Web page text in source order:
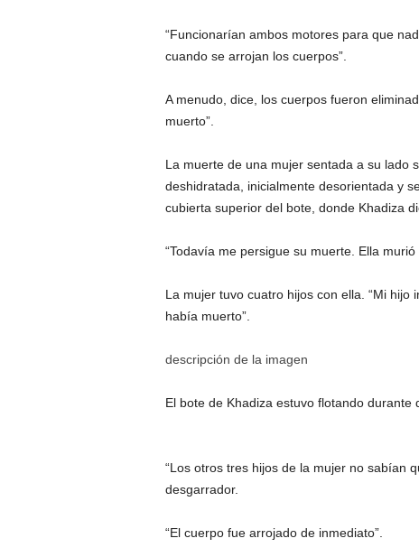
“Funcionarían ambos motores para que
cuando se arrojan los cuerpos”.
A menudo, dice, los cuerpos fueron
muerto”.
La muerte de una mujer sentada a su lado
deshidratada, inicialmente desorientada y
cubierta superior del bote, donde Khadiza
“Todavía me persigue su muerte. Ella murió
La mujer tuvo cuatro hijos con ella. “Mi
había muerto”.
descripción de la imagen
El bote de Khadiza estuvo flotando durante
“Los otros tres hijos de la mujer no sabían
desgarrador.
“El cuerpo fue arrojado de inmediato”.